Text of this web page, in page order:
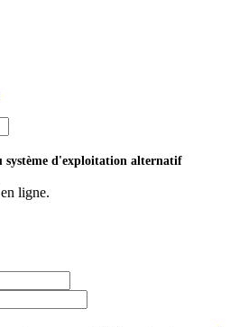
système d'exploitation alternatif
ligne.